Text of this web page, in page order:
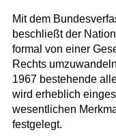
Mit dem
beschließt der
formal von einer
Rechts
1967 bestehende
wird erheblich
wesentlichen
festgelegt.